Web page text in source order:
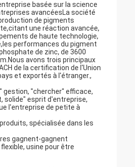
basée sur la science
avancéesLa société
de pigments
une réaction avancée,
de haute technologie,
performances du pigment
de zinc, de 3600
avons trois principaux
de la certification de l'Union
et exportés à l'étranger.,
gestion, "chercher" efficace,
solide" esprit d'entreprise,
l'entreprise de petite à
spécialisée dans les
gagnent-gagnent
usine pour être